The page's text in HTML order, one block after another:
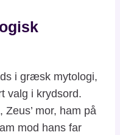
i græsk mytologi,
valg i krydsord.
mor, ham på
mod hans far